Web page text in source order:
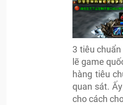
3 tiêu
lẽ game
hàng tiêu
quan sát.
cho cách